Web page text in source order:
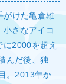
がけた亀倉雄
さなアイコ
に2000を超え
んだ後、独
。2013年か